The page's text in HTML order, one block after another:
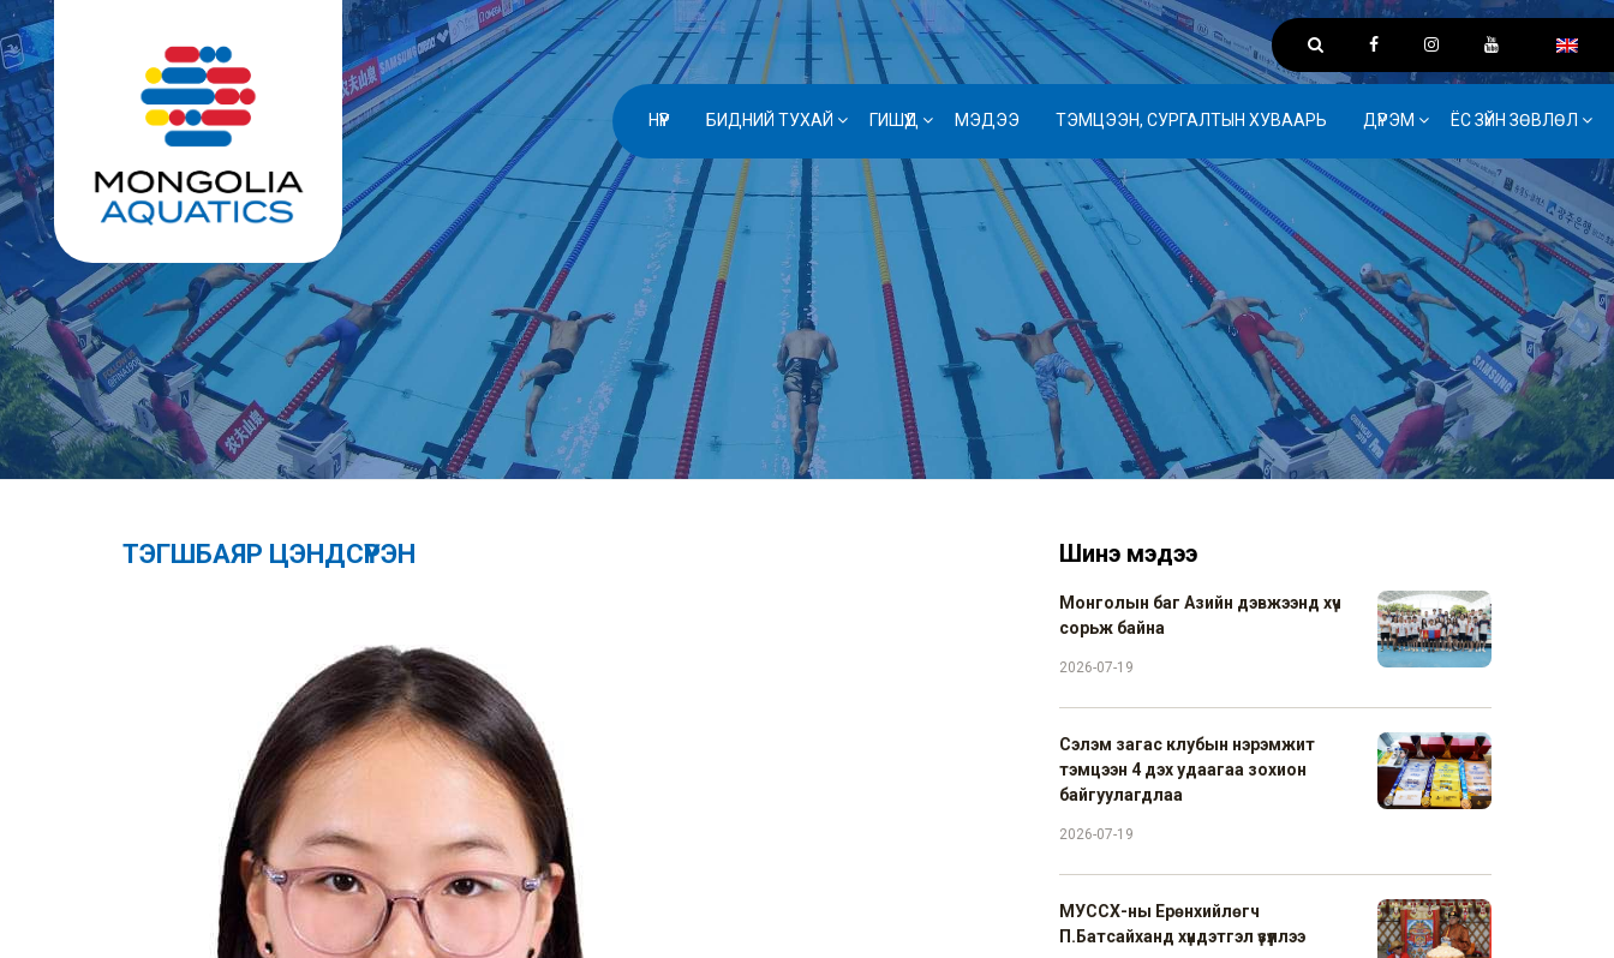
НҮҮР БИДНИЙ ТУХАЙ ГИШҮҮД МЭДЭЭ ТЭМЦЭЭН, СУРГАЛТЫН ХУВААРЬ ДҮРЭМ ЁС ЗҮЙН ЗӨВЛӨЛ
ТЭГШБАЯР ЦЭНДСҮРЭН Шинэ мэдээ
Монголын баг Азийн дэвжээнд хүч
сорьж байна
2026-07-19
Сэлэм загас клубын нэрэмжит
тэмцээн 4 дэх удаагаа зохион
байгуулагдлаа
2026-07-19
МУССХ-ны Ерөнхийлөгч
П.Батсайханд хүндэтгэл үзүүллээ